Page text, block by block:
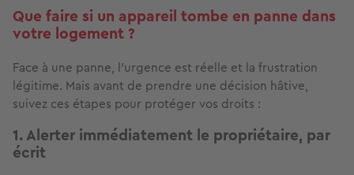
Que faire si un appareil tombe en panne dans
votre logement ?
Face à une panne, l'urgence est réelle et la frustration
légitime. Mais avant de prendre une décision hâtive,
suivez ces étapes pour protéger vos droits :
1. Alerter immédiatement le propriétaire, par
écrit